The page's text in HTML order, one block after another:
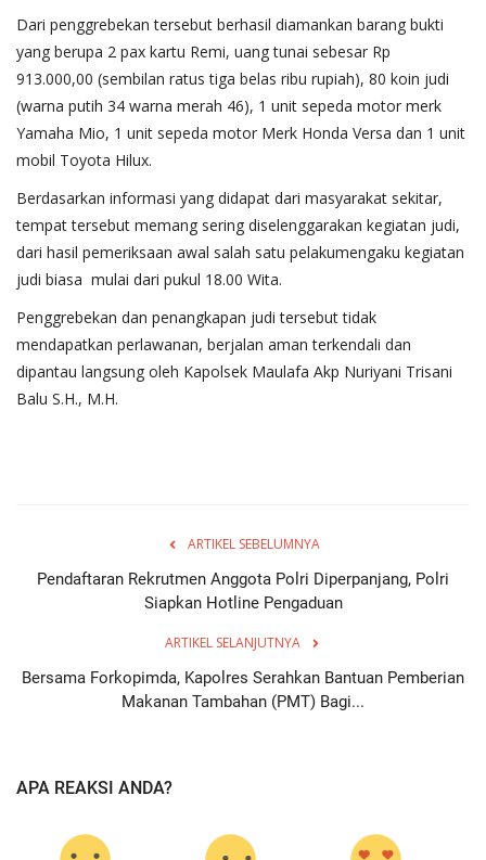
Dari penggrebekan tersebut berhasil diamankan barang bukti
yang berupa 2 pax kartu Remi, uang tunai sebesar Rp
913.000,00 (sembilan ratus tiga belas ribu rupiah), 80 koin judi
(warna putih 34 warna merah 46), 1 unit sepeda motor merk
Yamaha Mio, 1 unit sepeda motor Merk Honda Versa dan 1 unit
mobil Toyota Hilux.
Berdasarkan informasi yang didapat dari masyarakat sekitar,
tempat tersebut memang sering diselenggarakan kegiatan judi,
dari hasil pemeriksaan awal salah satu pelakumengaku kegiatan
judi biasa mulai dari pukul 18.00 Wita.
Penggrebekan dan penangkapan judi tersebut tidak
mendapatkan perlawanan, berjalan aman terkendali dan
dipantau langsung oleh Kapolsek Maulafa Akp Nuriyani Trisani
Balu S.H., M.H.
ARTIKEL SEBELUMNYA
Pendaftaran Rekrutmen Anggota Polri Diperpanjang, Polri
Siapkan Hotline Pengaduan
ARTIKEL SELANJUTNYA
Bersama Forkopimda, Kapolres Serahkan Bantuan Pemberian
Makanan Tambahan (PMT) Bagi...
APA REAKSI ANDA?